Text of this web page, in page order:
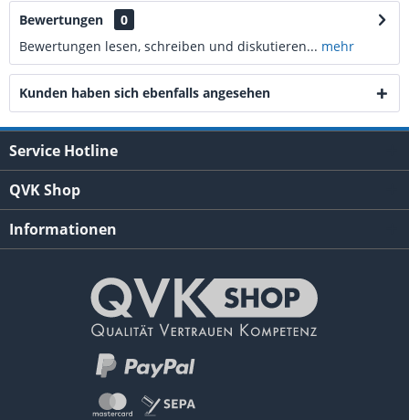
Bewertungen
0
Bewertungen lesen, schreiben und diskutieren... mehr
Kunden haben sich ebenfalls angesehen
Service Hotline
QVK Shop
Informationen